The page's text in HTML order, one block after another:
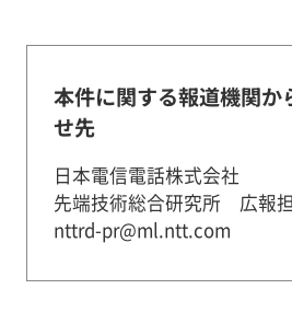
本件に関する報道機関か
せ先
日本電信電話株式会社
先端技術総合研究所 広報
nttrd-pr@ml.ntt.com